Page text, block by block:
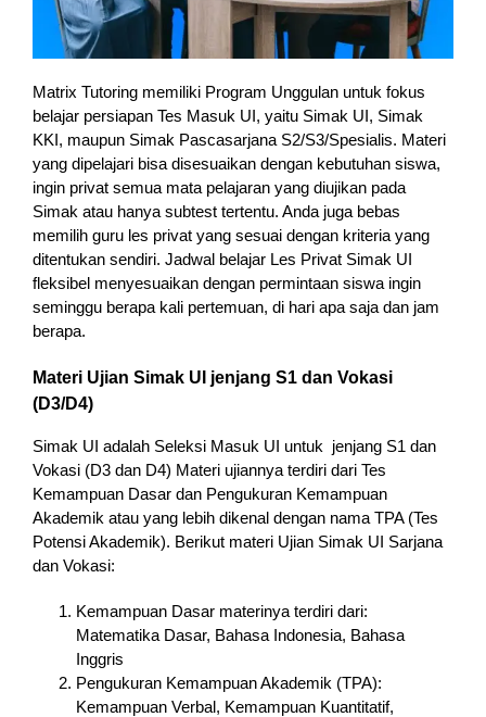
Matrix Tutoring memiliki Program Unggulan untuk fokus
belajar persiapan Tes Masuk UI, yaitu Simak UI, Simak
KKI, maupun Simak Pascasarjana S2/S3/Spesialis. Materi
yang dipelajari bisa disesuaikan dengan kebutuhan siswa,
ingin privat semua mata pelajaran yang diujikan pada
Simak atau hanya subtest tertentu. Anda juga bebas
memilih guru les privat yang sesuai dengan kriteria yang
ditentukan sendiri. Jadwal belajar Les Privat Simak UI
fleksibel menyesuaikan dengan permintaan siswa ingin
seminggu berapa kali pertemuan, di hari apa saja dan jam
berapa.
Materi Ujian Simak UI jenjang S1 dan Vokasi
(D3/D4)
Simak UI adalah Seleksi Masuk UI untuk jenjang S1 dan
Vokasi (D3 dan D4) Materi ujiannya terdiri dari Tes
Kemampuan Dasar dan Pengukuran Kemampuan
Akademik atau yang lebih dikenal dengan nama TPA (Tes
Potensi Akademik). Berikut materi Ujian Simak UI Sarjana
dan Vokasi:
Kemampuan Dasar materinya terdiri dari:
Matematika Dasar, Bahasa Indonesia, Bahasa
Inggris
Pengukuran Kemampuan Akademik (TPA):
Kemampuan Verbal, Kemampuan Kuantitatif,